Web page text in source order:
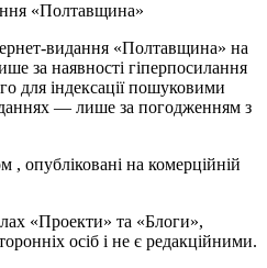
«Полтавщина»
видання «Полтавщина» на
за наявності гіперпосилання
для індексації пошуковими
— лише за погодженням з
, опубліковані на комерційній
«Проекти» та «Блоги»,
осіб і не є редакційними.